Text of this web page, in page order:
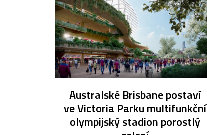
Australské Brisbane postaví
ve Victoria Parku multifunkční
olympijský stadion porostlý